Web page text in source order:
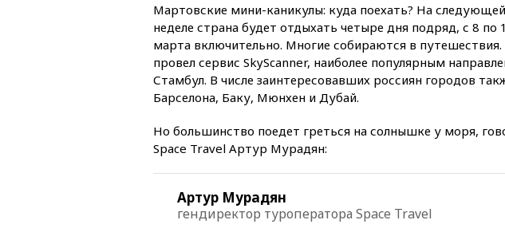
Мартовские мини-каникулы: куда поехать? На следующей
неделе страна будет отдыхать четыре дня подряд, с 8 по
марта включительно. Многие собираются в
провел сервис SkyScanner, наиболее популярным
Стамбул. В числе заинтересовавших россиян городов
Барселона, Баку, Мюнхен и Дубай.
Но большинство поедет греться на солнышке у моря,
Space Travel Артур Мурадян:
Артур Мурадян
гендиректор туроператора Space Travel